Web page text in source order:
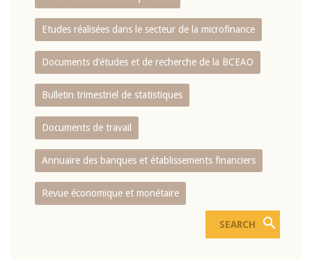
Etudes réalisées dans le secteur de la microfinance
Documents d’études et de recherche de la BCEAO
Bulletin trimestriel de statistiques
Documents de travail
Annuaire des banques et établissements financiers
Revue économique et monétaire